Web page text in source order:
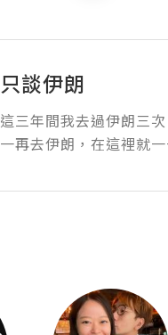
只談伊朗
這三年間我去過伊朗三
一再去伊朗，在這裡就